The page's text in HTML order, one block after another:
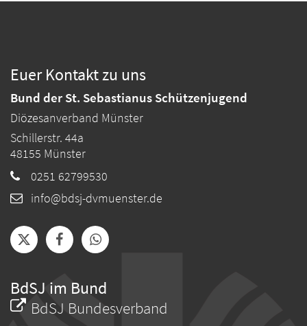
Euer Kontakt zu uns
Bund der St. Sebastianus Schützenjugend
Diözesanverband Münster
Schillerstr. 44a
48155 Münster
0251 62799530
info@bdsj-dvmuenster.de
BdSJ im Bund
BdSJ Bundesverband